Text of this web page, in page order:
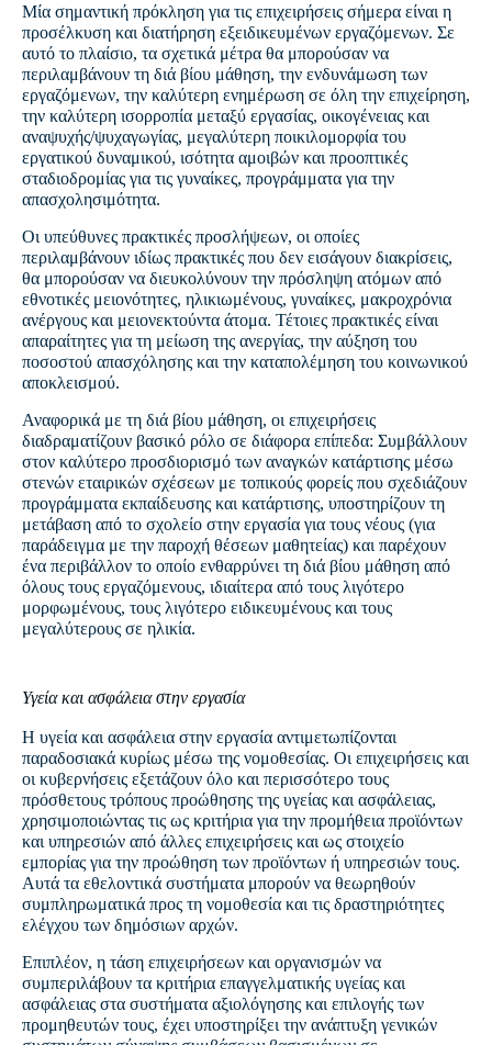
Μία σημαντική πρόκληση για τις επιχειρήσεις σήμερα είναι η
προσέλκυση και διατήρηση εξειδικευμένων εργαζόμενων. Σε
αυτό το πλαίσιο, τα σχετικά μέτρα θα μπορούσαν να
περιλαμβάνουν τη διά βίου μάθηση, την ενδυνάμωση των
εργαζόμενων, την καλύτερη ενημέρωση σε όλη την επιχείρηση,
την καλύτερη ισορροπία μεταξύ εργασίας, οικογένειας και
αναψυχής/ψυχαγωγίας, μεγαλύτερη ποικιλομορφία του
εργατικού δυναμικού, ισότητα αμοιβών και προοπτικές
σταδιοδρομίας για τις γυναίκες, προγράμματα για την
απασχολησιμότητα.
Οι υπεύθυνες πρακτικές προσλήψεων, οι οποίες
περιλαμβάνουν ιδίως πρακτικές που δεν εισάγουν διακρίσεις,
θα μπορούσαν να διευκολύνουν την πρόσληψη ατόμων από
εθνοτικές μειονότητες, ηλικιωμένους, γυναίκες, μακροχρόνια
ανέργους και μειονεκτούντα άτομα. Τέτοιες πρακτικές είναι
απαραίτητες για τη μείωση της ανεργίας, την αύξηση του
ποσοστού απασχόλησης και την καταπολέμηση του κοινωνικού
αποκλεισμού.
Αναφορικά με τη διά βίου μάθηση, οι επιχειρήσεις
διαδραματίζουν βασικό ρόλο σε διάφορα επίπεδα: Συμβάλλουν
στον καλύτερο προσδιορισμό των αναγκών κατάρτισης μέσω
στενών εταιρικών σχέσεων με τοπικούς φορείς που σχεδιάζουν
προγράμματα εκπαίδευσης και κατάρτισης, υποστηρίζουν τη
μετάβαση από το σχολείο στην εργασία για τους νέους (για
παράδειγμα με την παροχή θέσεων μαθητείας) και παρέχουν
ένα περιβάλλον το οποίο ενθαρρύνει τη διά βίου μάθηση από
όλους τους εργαζόμενους, ιδιαίτερα από τους λιγότερο
μορφωμένους, τους λιγότερο ειδικευμένους και τους
μεγαλύτερους σε ηλικία.
Υγεία και ασφάλεια στην εργασία
Η υγεία και ασφάλεια στην εργασία αντιμετωπίζονται
παραδοσιακά κυρίως μέσω της νομοθεσίας. Οι επιχειρήσεις και
οι κυβερνήσεις εξετάζουν όλο και περισσότερο τους
πρόσθετους τρόπους προώθησης της υγείας και ασφάλειας,
χρησιμοποιώντας τις ως κριτήρια για την προμήθεια προϊόντων
και υπηρεσιών από άλλες επιχειρήσεις και ως στοιχείο
εμπορίας για την προώθηση των προϊόντων ή υπηρεσιών τους.
Αυτά τα εθελοντικά συστήματα μπορούν να θεωρηθούν
συμπληρωματικά προς τη νομοθεσία και τις δραστηριότητες
ελέγχου των δημόσιων αρχών.
Επιπλέον, η τάση επιχειρήσεων και οργανισμών να
συμπεριλάβουν τα κριτήρια επαγγελματικής υγείας και
ασφάλειας στα συστήματα αξιολόγησης και επιλογής των
προμηθευτών τους, έχει υποστηρίξει την ανάπτυξη γενικών